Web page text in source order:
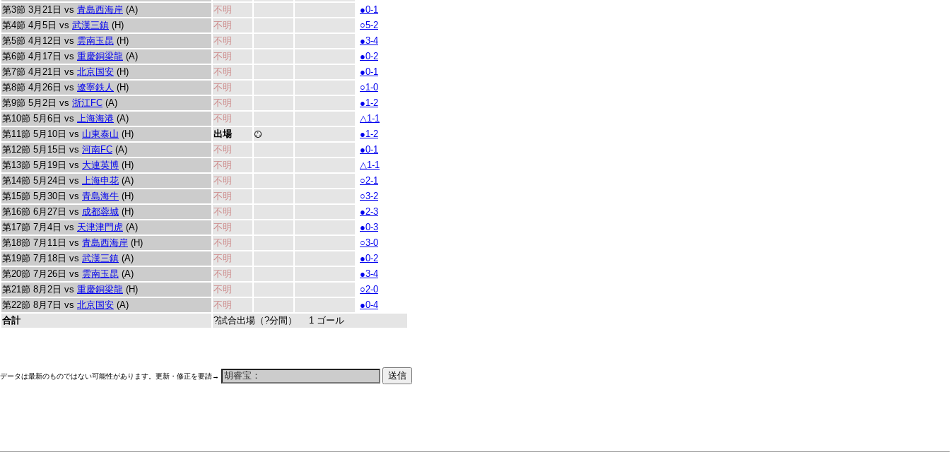
第3節 3月21日 vs 青島西海岸 (A) 不明
●0-1
第4節 4月5日 vs 武漢三鎮 (H) 不明
○5-2
第5節 4月12日 vs 雲南玉昆 (H) 不明
●3-4
第6節 4月17日 vs 重慶銅梁龍 (A) 不明
●0-2
第7節 4月21日 vs 北京国安 (H) 不明
●0-1
第8節 4月26日 vs 遼寧鉄人 (H) 不明
○1-0
第9節 5月2日 vs 浙江FC (A) 不明
●1-2
第10節 5月6日 vs 上海海港 (A) 不明
△1-1
第11節 5月10日 vs 山東泰山 (H) 出場
●1-2
第12節 5月15日 vs 河南FC (A) 不明
●0-1
第13節 5月19日 vs 大連英博 (H) 不明
△1-1
第14節 5月24日 vs 上海申花 (A) 不明
○2-1
第15節 5月30日 vs 青島海牛 (H) 不明
○3-2
第16節 6月27日 vs 成都蓉城 (H) 不明
●2-3
第17節 7月4日 vs 天津津門虎 (A) 不明
●0-3
第18節 7月11日 vs 青島西海岸 (H) 不明
○3-0
第19節 7月18日 vs 武漢三鎮 (A) 不明
●0-2
第20節 7月26日 vs 雲南玉昆 (A) 不明
●3-4
第21節 8月2日 vs 重慶銅梁龍 (H) 不明
○2-0
第22節 8月7日 vs 北京国安 (A) 不明
●0-4
合計
?試合出場（?分間） 1 ゴール
データは最新のものではない可能性があります。更新・修正を要請→